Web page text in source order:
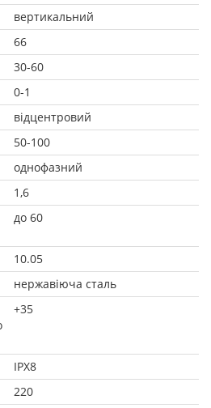
вертикальний
66
30-60
0-1
відцентровий
50-100
однофазний
1,6
до 60
10.05
нержавіюча сталь
+35
IPX8
220